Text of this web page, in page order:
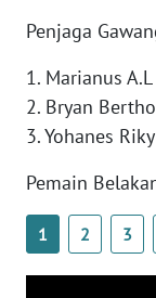
Penjaga
1. Marianus
2. Bryan
3. Yohanes
Pemain
1 2 3
WN
NTT
WN
KEPRI
WN